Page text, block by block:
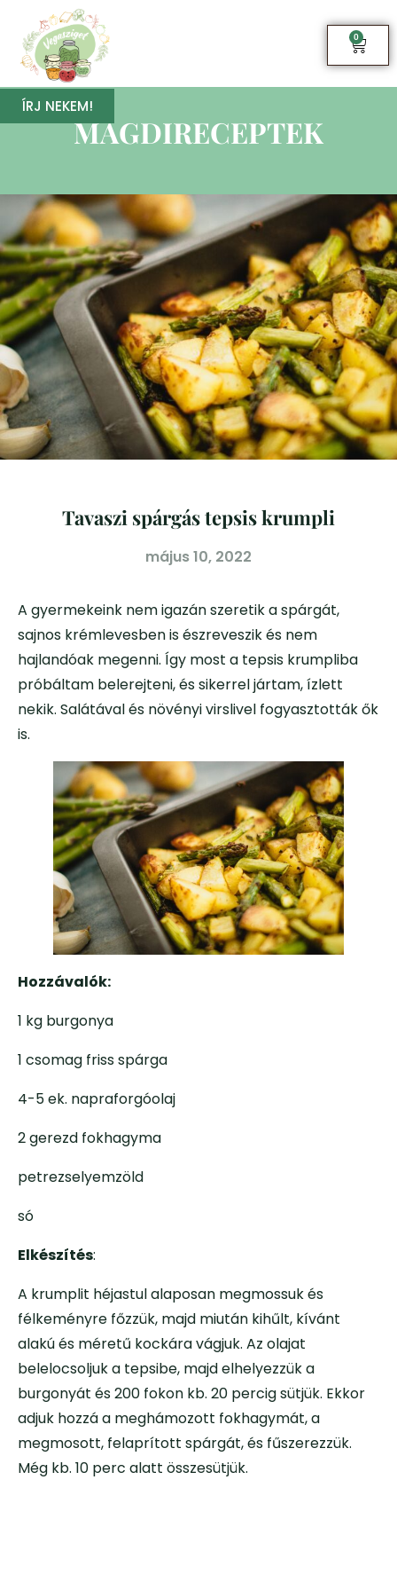
0
ÍRJ NEKEM!
MAGDIRECEPTEK
Tavaszi spárgás tepsis krumpli
május 10, 2022
A gyermekeink nem igazán szeretik a spárgát,
sajnos krémlevesben is észreveszik és nem
hajlandóak megenni. Így most a tepsis krumpliba
próbáltam belerejteni, és sikerrel jártam, ízlett
nekik. Salátával és növényi virslivel fogyasztották ők
is.
Hozzávalók:
1 kg burgonya
1 csomag friss spárga
4-5 ek. napraforgóolaj
2 gerezd fokhagyma
petrezselyemzöld
só
Elkészítés:
A krumplit héjastul alaposan megmossuk és
félkeményre főzzük, majd miután kihűlt, kívánt
alakú és méretű kockára vágjuk. Az olajat
belelocsoljuk a tepsibe, majd elhelyezzük a
burgonyát és 200 fokon kb. 20 percig sütjük. Ekkor
adjuk hozzá a meghámozott fokhagymát, a
megmosott, felaprított spárgát, és fűszerezzük.
Még kb. 10 perc alatt összesütjük.